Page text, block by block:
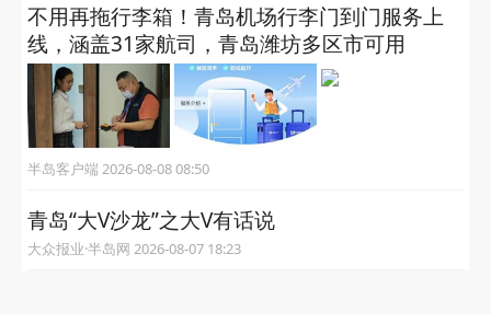
不用再拖行李箱！青岛机场行李门到门服务上
线，涵盖31家航司，青岛潍坊多区市可用
半岛客户端 2026-08-08 08:50
青岛“大V沙龙”之大V有话说
大众报业·半岛网 2026-08-07 18:23